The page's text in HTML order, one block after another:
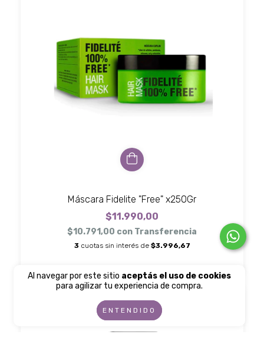
Al navegar por este sitio aceptás el uso de cookies
para agilizar tu experiencia de compra.
ENTENDIDO
Máscara Fidelite "Free" x250Gr
$11.990,00
$10.791,00 con Transferencia
3 cuotas sin interés de $3.996,67